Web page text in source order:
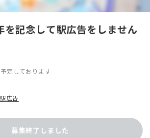
を記念して駅広告をしません
定しております
広告
募集終了しました